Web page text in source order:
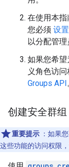
在使用本指
您必须 设
以分配管理
如果您希
义角色访
Groups API
创建安全群组
重要提示 ：如果
这些功能的访问权限